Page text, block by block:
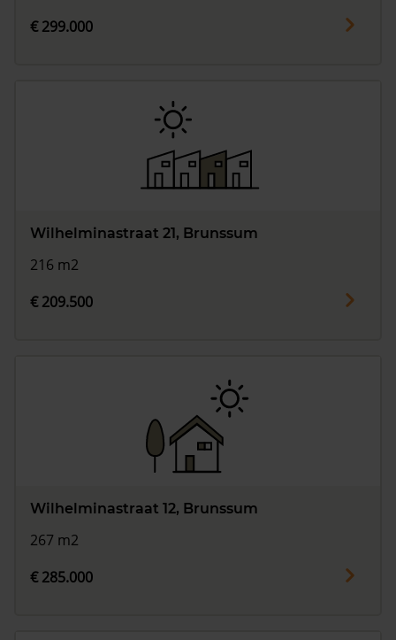
€ 299.000
Wilhelminastraat 21, Brunssum
216 m2
€ 209.500
Wilhelminastraat 12, Brunssum
267 m2
€ 285.000